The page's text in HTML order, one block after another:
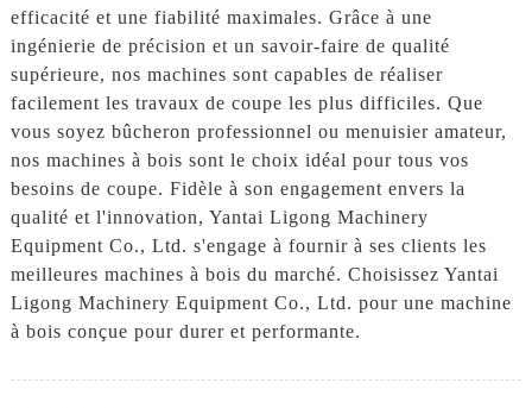
efficacité et une fiabilité maximales. Grâce à une
ingénierie de précision et un savoir-faire de qualité
supérieure, nos machines sont capables de réaliser
facilement les travaux de coupe les plus difficiles. Que
vous soyez bûcheron professionnel ou menuisier amateur,
nos machines à bois sont le choix idéal pour tous vos
besoins de coupe. Fidèle à son engagement envers la
qualité et l'innovation, Yantai Ligong Machinery
Equipment Co., Ltd. s'engage à fournir à ses clients les
meilleures machines à bois du marché. Choisissez Yantai
Ligong Machinery Equipment Co., Ltd. pour une machine
à bois conçue pour durer et performante.